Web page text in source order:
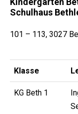
Schulhaus
101 – 113, 3027
Klasse
KG Beth 1